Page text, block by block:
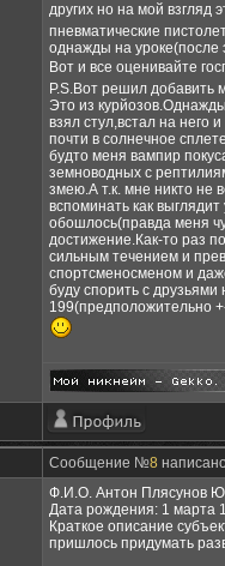
других но на мой взгляд
пневматические
однажды на уроке(после
Вот и все оценивайте
P.S.Вот решил добавить
Это из
взял стул,встал на него
почти в солнечное
будто меня вампир
земноводных с
змею.А т.к. мне никто не
вспоминать как
обошлось(правда меня
достижение.Как-то раз
сильным течением и
спортсменосменом и
буду спорить с
199(предположительно
Сообщение №8
Ф.И.О. Антон Плясунов
Дата рождения: 1 марта
Краткое описание
пришлось придумать